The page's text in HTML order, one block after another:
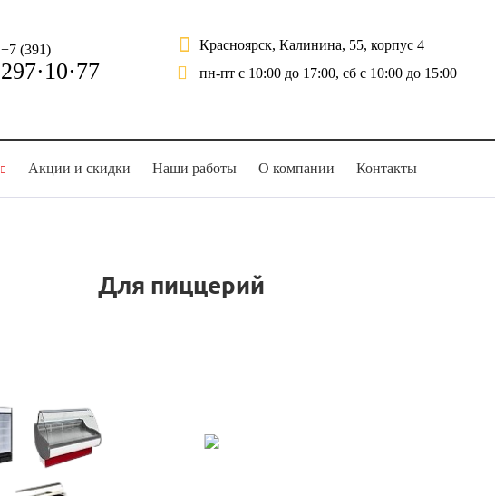
+7 (391)
297·10·77
Красноярск, Калинина, 55, корпус 4
пн-пт с 10:00 до 17:00, сб с 10:00 до 15:00
Акции и скидки Наши работы О компании Контакты
Для пиццерий